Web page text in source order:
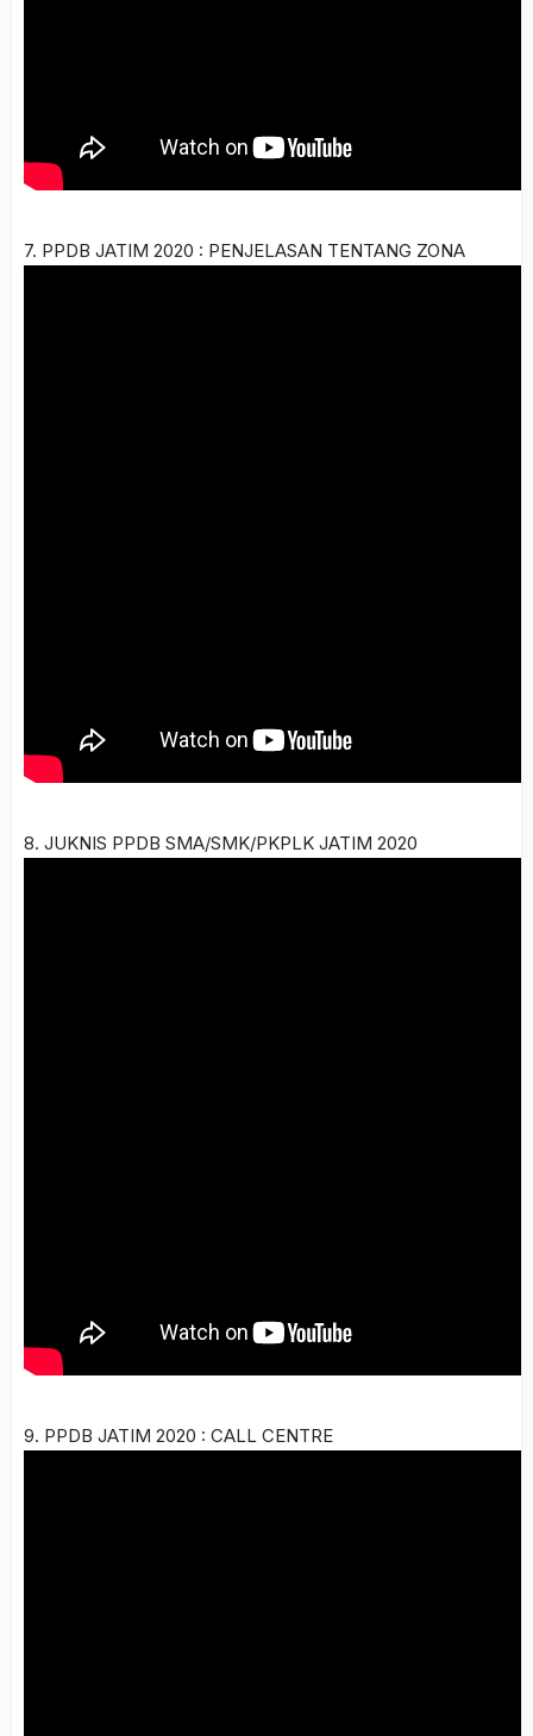
7. PPDB JATIM 2020 : PENJELASAN TENTANG ZONA
8. JUKNIS PPDB SMA/SMK/PKPLK JATIM 2020
9. PPDB JATIM 2020 : CALL CENTRE